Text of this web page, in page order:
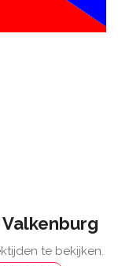
Valkenburg
te bekijken.